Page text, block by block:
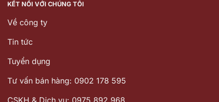
KẾT NỐI VỚI CHÚNG TÔI
Về công ty
Tin tức
Tuyển dụng
Tư vấn bán hàng: 0902 178 595